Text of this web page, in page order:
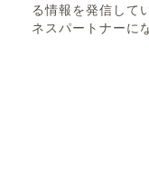
る情報を発信して
ネスパートナーに